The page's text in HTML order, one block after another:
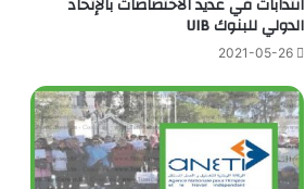
انتدابات في عديد الاختصاصات بالإتحاد
الدولي للبنوك UIB
2021-05-26